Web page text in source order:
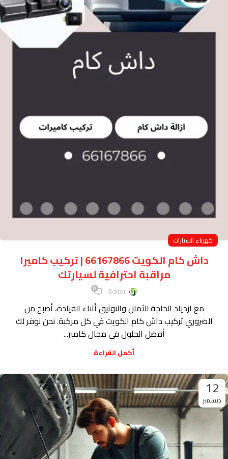
كهرباء السيارات
داش كام الكويت 66167866 | تركيب كاميرا
مراقبة احترافية لسيارتك
Editor
0
مع ازدياد الحاجة للأمان والتوثيق أثناء القيادة، أصبح من
الضروري تركيب داش كام الكويت في كل مركبة. نحن نوفر لك
أفضل الحلول في مجال كامير...
أكمل القراءة
12
ديسمبر